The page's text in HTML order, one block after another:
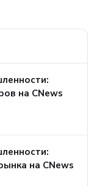
на CNews
на CNews